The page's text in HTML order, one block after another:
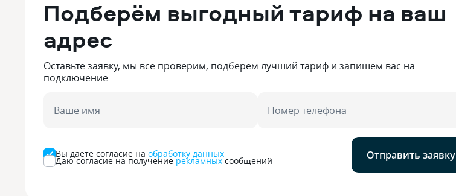
Подберём выгодный тариф на ваш
адрес
Оставьте заявку, мы всё проверим, подберём лучший тариф и запишем вас на
подключение
Ваше имя Номер телефона
Вы даете согласие на обработку данных
Даю согласие на получение рекламных сообщений Отправить заявку